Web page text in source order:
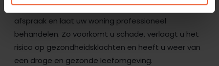
om vocht in Venlo aan te pakken. Maak een
afspraak en laat uw woning professioneel
behandelen. Zo voorkomt u schade, verlaagt u het
risico op gezondheidsklachten en heeft u weer van
een droge en gezonde leefomgeving.